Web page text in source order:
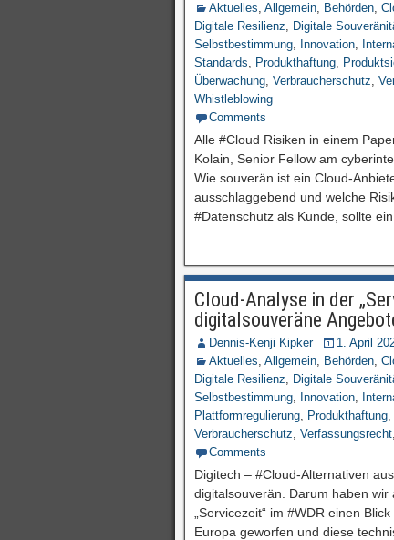
Aktuelles, Allgemein, Behörden,
Digitale Resilienz, Digitale
Selbstbestimmung, Innovation,
Standards, Produkthaftung,
Überwachung, Verbraucherschutz,
Whistleblowing
Comments
Alle #Cloud Risiken in einem
Kolain, Senior Fellow am
Wie souverän ist ein Cloud-
ausschlaggebend und welche
#Datenschutz als Kunde, sollte
Cloud-Analyse in der
digitalsouveräne
Dennis-Kenji Kipker
1. April
Aktuelles, Allgemein, Behörden,
Digitale Resilienz, Digitale
Selbstbestimmung, Innovation,
Plattformregulierung, Produkthaftung,
Verbraucherschutz, Verfassungsrecht,
Comments
Digitech – #Cloud-Alternativen
digitalsouverän. Darum haben
„Servicezeit“ im #WDR einen
Europa geworfen und diese